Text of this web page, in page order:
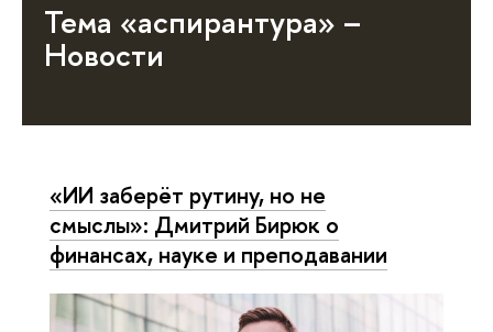
Тема «аспирантура» –
Новости
«ИИ заберёт рутину, но не
смыслы»: Дмитрий Бирюк о
финансах, науке и преподавании